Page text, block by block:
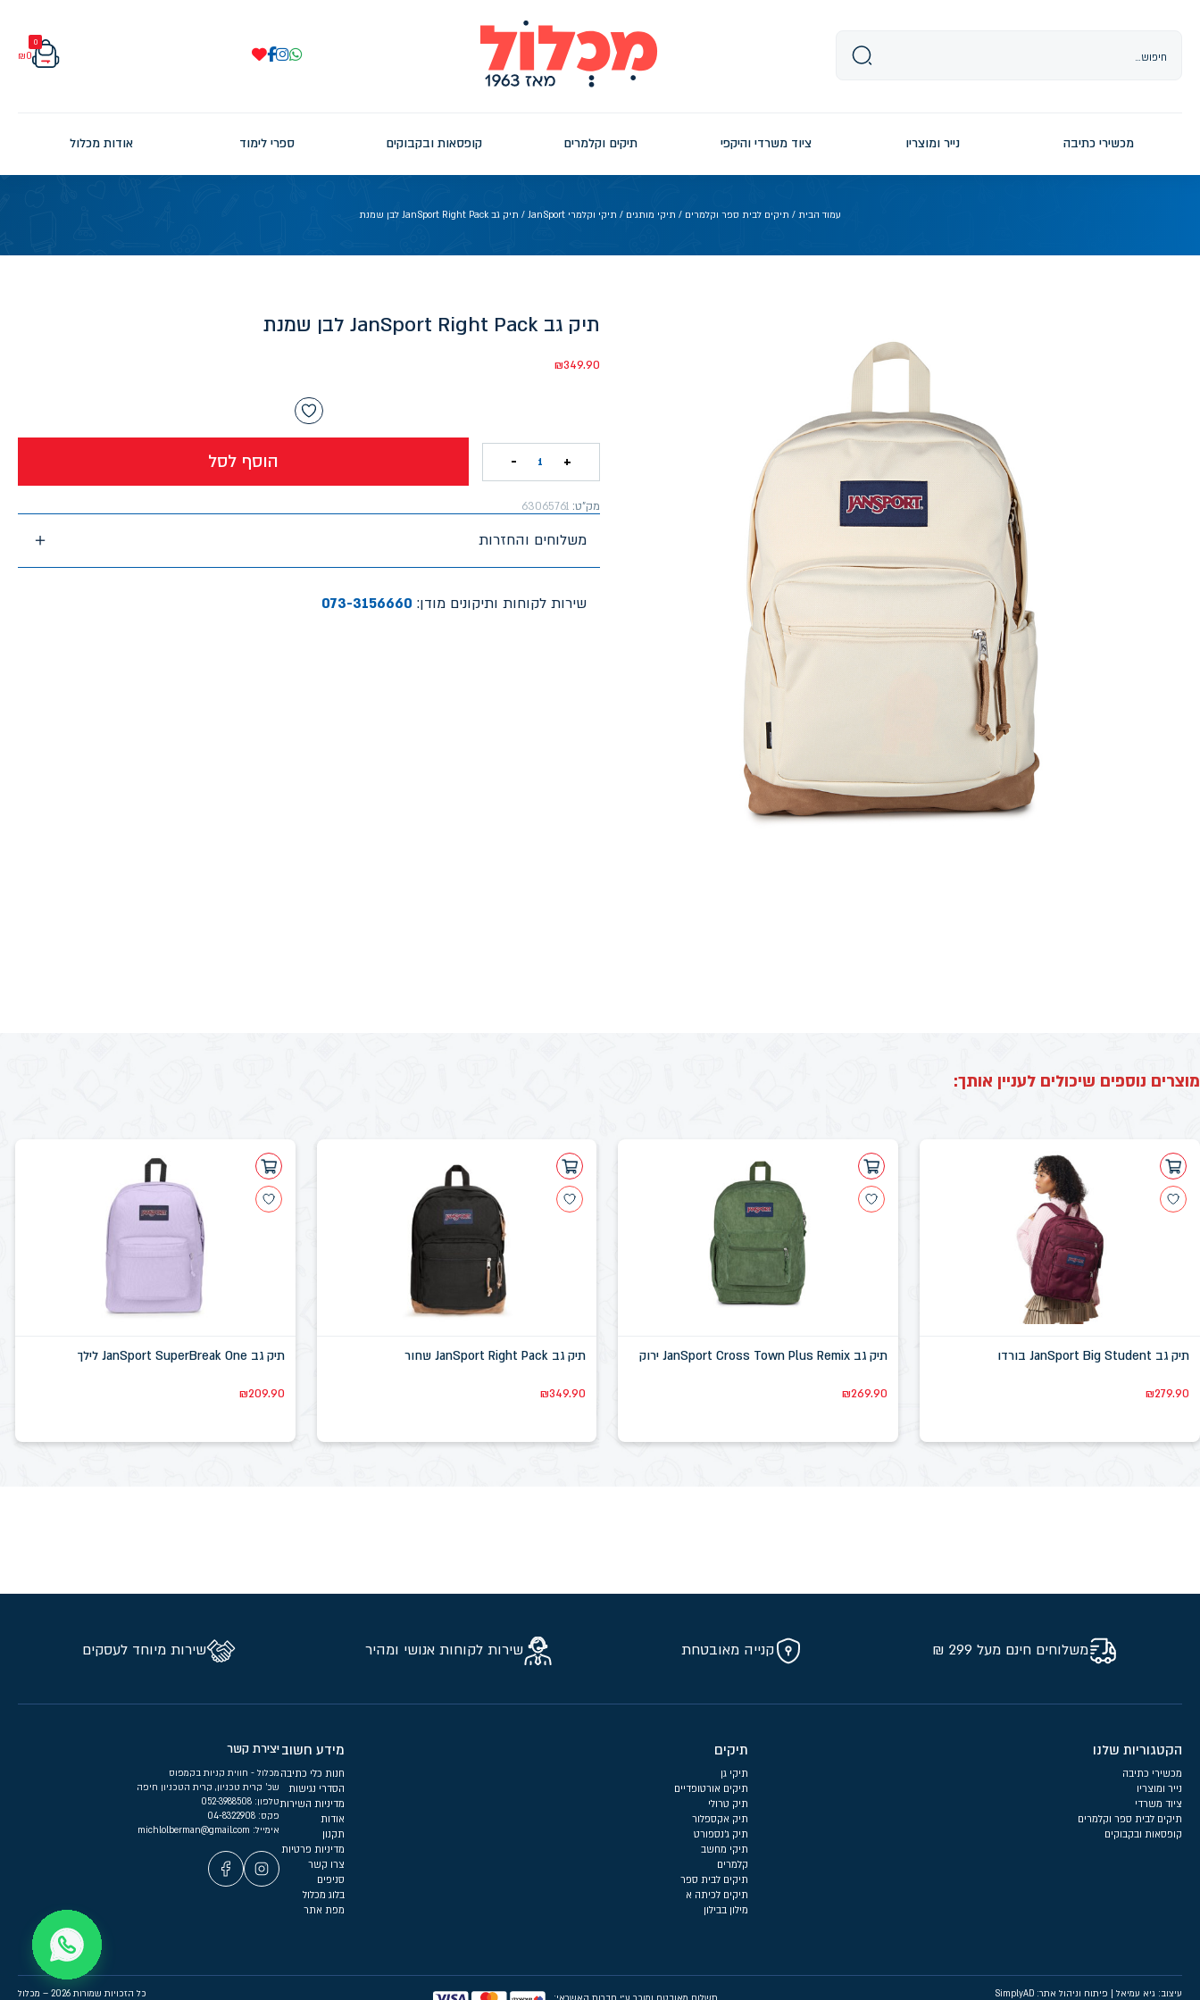
0
₪0
מכשירי כתיבה נייר ומוצריו ציוד משרדי והיקפי תיקים וקלמרים קופסאות ובקבוקים ספרי לימוד אודות מכלול
עמוד הבית / תיקים לבית ספר וקלמרים / תיקי מותגים / תיקי וקלמרי JanSport / תיק גב JanSport Right Pack לבן שמנת
תיק גב JanSport Right Pack לבן שמנת
₪349.90
הוסף לסל +
1
-
מק"ט: 63065761
משלוחים והחזרות
שירות לקוחות ותיקונים מודן: 073-3156660
מוצרים נוספים שיכולים לעניין אותך:
תיק גב JanSport Big Student בורדו
₪279.90
תיק גב JanSport Cross Town Plus Remix ירוק
₪269.90
תיק גב JanSport Right Pack שחור
₪349.90
תיק גב JanSport SuperBreak One לילך
₪209.90
משלוחים חינם מעל 299 ₪ קנייה מאובטחת שירות לקוחות אנושי ומהיר שירות מיוחד לעסקים
הקטגוריות שלנו
מכשירי כתיבה
נייר ומוצריו
ציוד משרדי
תיקים לבית ספר וקלמרים
קופסאות ובקבוקים
תיקים
תיקי גן
תיקים אורטופדיים
תיק טרולי
תיק אקספלור
תיק ג'נספורט
תיקי מחשב
קלמרים
תיקים לבית ספר
תיקים לכיתה א
מילון בבילון
מידע חשוב
חנות כלי כתיבה
הסדרי נגישות
מדיניות השירות
אודות
תקנון
מדיניות פרטיות
צרו קשר
סניפים
בלוג מכלול
מפת אתר
יצירת קשר
מכלול - חווית קניות בקמפוס
שכ’ קרית טכניון, קרית הטכניון חיפה
טלפון:
פקס: 04-8322908
אימייל:
עיצוב: גיא עמיאל | פיתוח וניהול אתר: SimplyAD כל הזכויות שמורות 2026 – מכלול